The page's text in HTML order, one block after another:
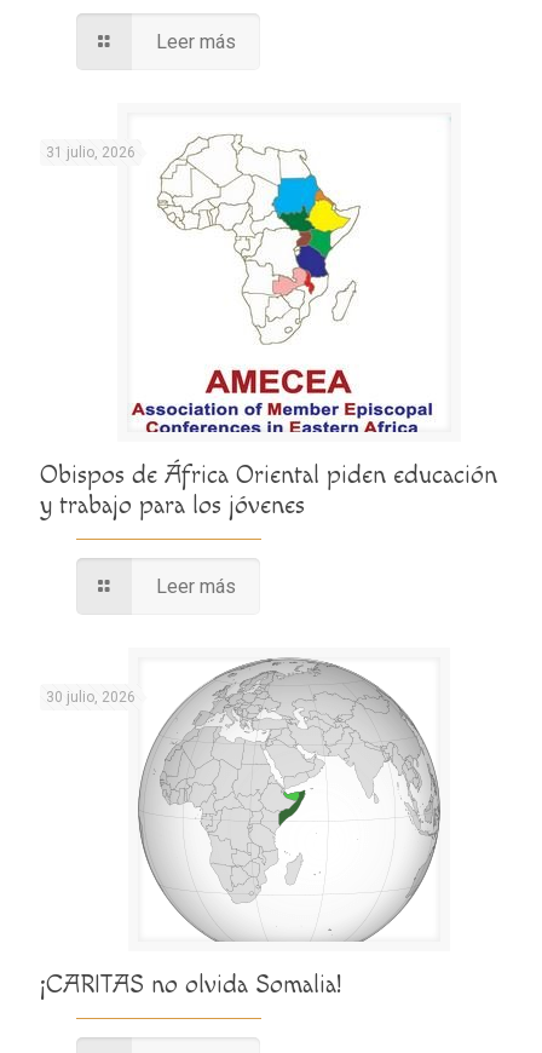
Leer más
31 julio, 2026
Obispos de África Oriental piden educación
y trabajo para los jóvenes
Leer más
30 julio, 2026
¡CARITAS no olvida Somalia!